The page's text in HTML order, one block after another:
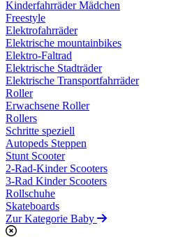
Kinderfahrräder Mädchen
Freestyle
Elektrofahrräder
Elektrische mountainbikes
Elektro-Faltrad
Elektrische Stadträder
Elektrische Transportfahrräder
Roller
Erwachsene Roller
Rollers
Schritte speziell
Autopeds Steppen
Stunt Scooter
2-Rad-Kinder Scooters
3-Rad Kinder Scooters
Rollschuhe
Skateboards
Zur Kategorie Baby